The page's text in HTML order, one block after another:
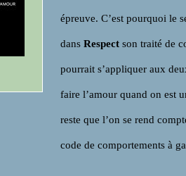
épreuve. C’est pourquoi le
dans Respect son traité de
pourrait s’appliquer aux
faire l’amour quand on est
reste que l’on se rend
code de comportements à